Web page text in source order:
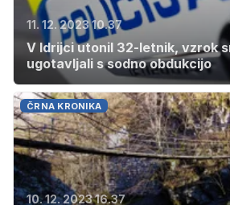
11. 12. 2023 10.37
V Idrijci utonil 32-letnik, vzrok
ugotavljali s sodno obdukcijo
ČRNA KRONIKA
10. 12. 2023 16.37